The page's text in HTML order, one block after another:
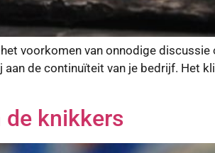
voorkomen van onnodige discussie
de continuïteit van je bedrijf. Het
de knikkers